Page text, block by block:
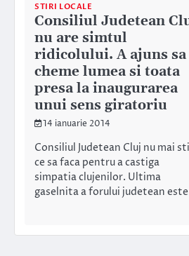
STIRI LOCALE
Consiliul Judetean
nu are simtul
ridicolului. A ajuns sa
cheme lumea si toata
presa la inaugurarea
unui sens giratoriu
14 ianuarie 2014
Consiliul Judetean Cluj nu mai
ce sa faca pentru a castiga
simpatia clujenilor. Ultima
gaselnita a forului judetean